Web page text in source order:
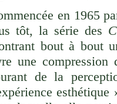
en 1965
tôt, la série des
bout à bout
une compression
de la